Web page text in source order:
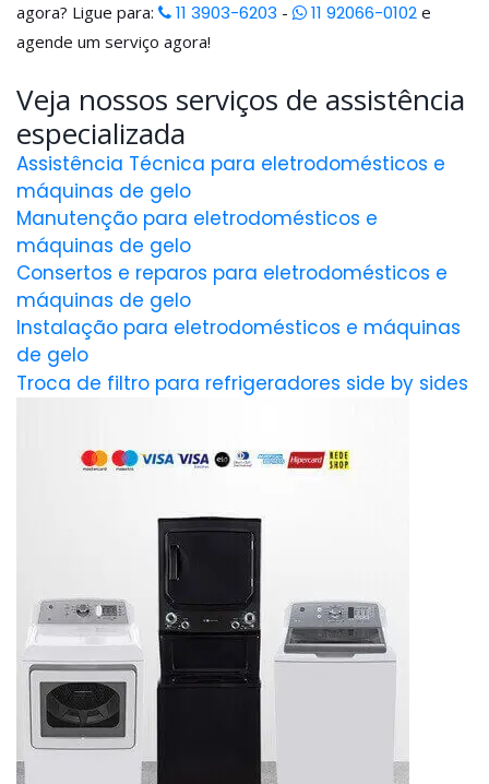
agora? Ligue para:
11 3903-6203 - 11 92066-0102 e
agende um serviço agora!
Veja nossos serviços de assistência
especializada
Assistência Técnica para eletrodomésticos e
máquinas de gelo
Manutenção para eletrodomésticos e
máquinas de gelo
Consertos e reparos para eletrodomésticos e
máquinas de gelo
Instalação para eletrodomésticos e máquinas
de gelo
Troca de filtro para refrigeradores side by sides